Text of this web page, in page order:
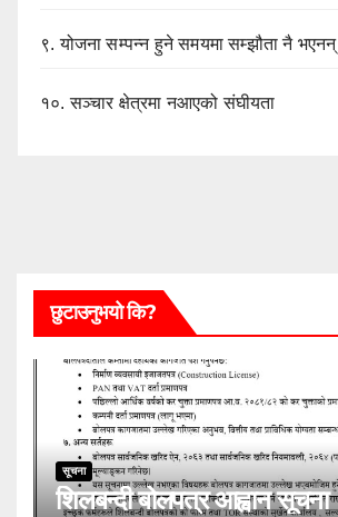
९.योजना सम्पन्न हुने समयमा सम्झौता नै भएनन्
१०.सञ्चार क्षेत्रमा नआएको संघीयता
छुटाउनुभयो कि?
सूचना
शिलबन्दी बोलपत्र आह्वान सूचना